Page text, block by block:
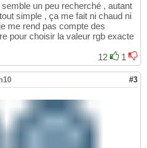
un peu recherché , autant
simple , ça me fait ni chaud ni
me rend pas compte des
pour choisir la valeur rgb exacte
12
1
#3